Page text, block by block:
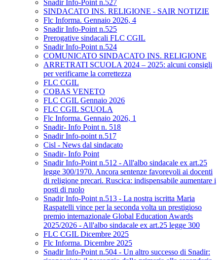
Snadir Info-Point n.527
SINDACATO INS. RELIGIONE - SAIR NOTIZIE
Flc Informa. Gennaio 2026, 4
Snadir Info-Point n.525
Prerogative sindacali FLC CGIL
Snadir Info-Point n.524
COMUNICATO SINDACATO INS. RELIGIONE
ARRETRATI SCUOLA 2024 – 2025: alcuni consigli
per verificarne la correttezza
FLC CGIL
COBAS VENETO
FLC CGIL Gennaio 2026
FLC CGIL SCUOLA
Flc Informa. Gennaio 2026, 1
Snadir- Info Point n. 518
Snadir Info-point n.517
Cisl - News dal sindacato
Snadir- Info Point
Snadir Info-Point n.512 - All'albo sindacale ex art.25
legge 300/1970. Ancora sentenze favorevoli ai docenti
di religione precari. Ruscica: indispensabile aumentare i
posti di ruolo
Snadir Info-Point n.513 - La nostra iscritta Maria
Raspatelli vince per la seconda volta un prestigioso
premio internazionale Global Education Awards
2025/2026 - All'albo sindacale ex art.25 legge 300
FLC CGIL Dicembre 2025
Flc Informa. Dicembre 2025
Snadir Info-Point n.504 - Un altro successo di Snadir: